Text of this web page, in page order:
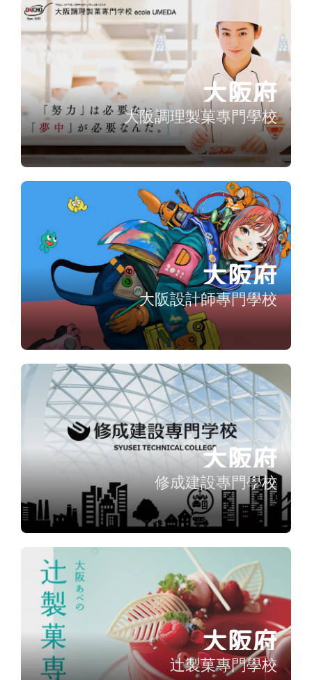
大阪府
大阪調理製菓專門學校
大阪府
大阪設計師專門學校
大阪府
修成建設專門學校
大阪府
辻製菓專門學校